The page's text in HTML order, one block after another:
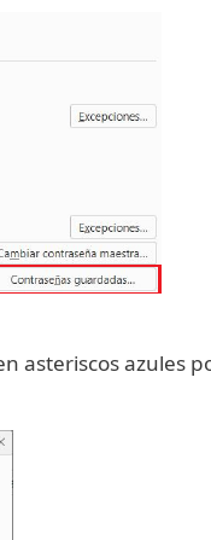
asteriscos azules